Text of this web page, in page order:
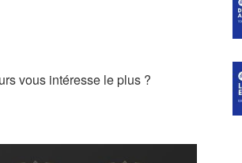
vous intéresse le plus ?